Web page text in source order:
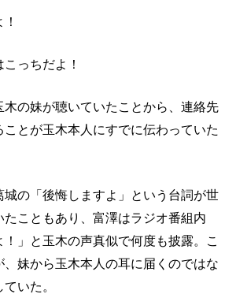
っちだよ！
木の妹が聴いていたことから、連絡先
ことが玉木本人にすでに伝わっていた
城の「後悔しますよ」という台詞が世
たこともあり、富澤はラジオ番組内
」と玉木の声真似で何度も披露。こ
妹から玉木本人の耳に届くのではな
いた。